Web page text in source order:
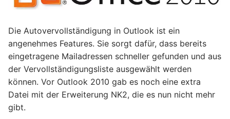
Die Autovervollständigung in Outlook ist ein
angenehmes Features. Sie sorgt dafür, dass bereits
eingetragene Mailadressen schneller gefunden und aus
der Vervollständigungsliste ausgewählt werden
können. Vor Outlook 2010 gab es noch eine extra
Datei mit der Erweiterung NK2, die es nun nicht mehr
gibt.